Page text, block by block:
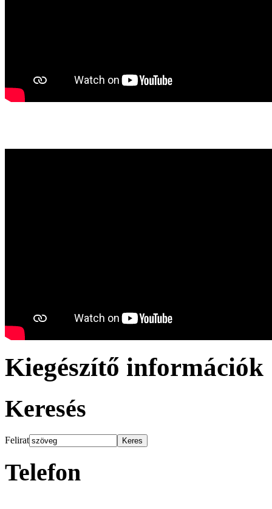
Kiegészítő információk
Keresés
Felirat
Telefon